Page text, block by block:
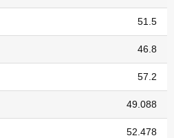
51.5
46.8
57.2
49.088
52.478